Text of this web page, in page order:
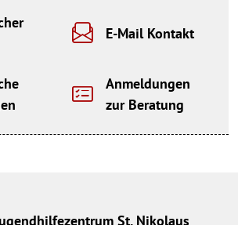
E-Mail Kontakt
Anmeldungen
zur Beratung
St. Nikolaus